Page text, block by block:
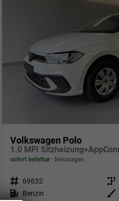
Volkswagen Polo
sofort lieferbar Neuwagen
Fahrzeugnr. 69632 Getriebe
Kraftstoff Benzin Außenfarbe